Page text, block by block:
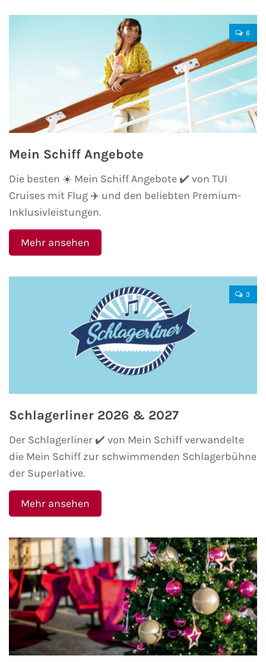
MSC Kreuzfahrten
Costa Kreuzfahrten
Phoenix Reisen
Hapag-Lloyd Cruises
Cunard Line
Hurtigruten
Norwegian Cruise Line
Royal Caribbean International
PLANTOURS Kreuzfahrten
VIVA Cruises Flusskreuzfahrten
nicko cruises Flusskreuzfahrten
Plantours Flusskreuzfahrten
1AVista Flusskreuzfahrten
Phoenix Reisen Flusskreuzfahrten
Last Minute Flusskreuzfahrten
Fähren
6
Mein Schiff Angebote
Die besten ☀️ Mein Schiff Angebote ✔️ von TUI
Cruises mit Flug ✈️ und den beliebten Premium-
Inklusivleistungen.
Mehr ansehen
3
Schlagerliner 2026 & 2027
Der Schlagerliner ✔️ von Mein Schiff verwandelte
die Mein Schiff zur schwimmenden Schlagerbühne
der Superlative.
Mehr ansehen